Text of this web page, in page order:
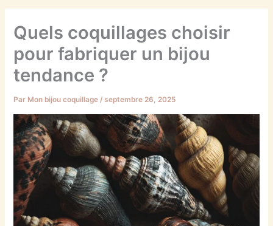
Quels coquillages choisir
pour fabriquer un bijou
tendance ?
Par Mon bijou coquillage/septembre 26, 2025